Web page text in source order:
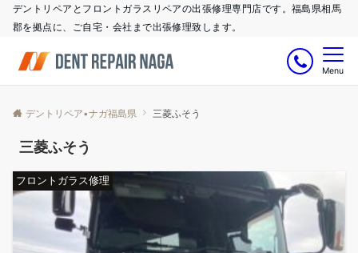
デントリペアとフロントガラスリペアの出張修理専門店です。福島県相馬
郡を拠点に、ご自宅・会社まで出張修理致します。
Menu
デントリペア•ナガ福島県 三菱ふそう
三菱ふそう
フロントガラス修理